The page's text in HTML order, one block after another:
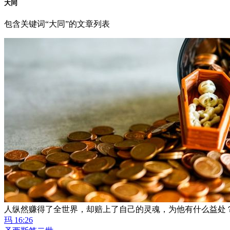
大同
包含关键词“大同”的文章列表
人纵然赚得了全世界，却赔上了自己的灵魂，为他有什么益处
玛 16:26